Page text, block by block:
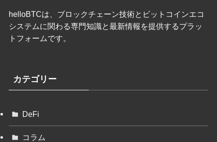
helloBTCは、ブロックチェーン技術とビットコインエコ
システムに関わる専門知識と最新情報を提供するプラッ
トフォームです。
カテゴリー
DeFi
コラム